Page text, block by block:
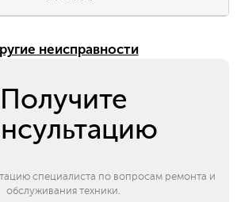
неисправности
Получите
специалиста по вопросам ремонта и
обслуживания техники.